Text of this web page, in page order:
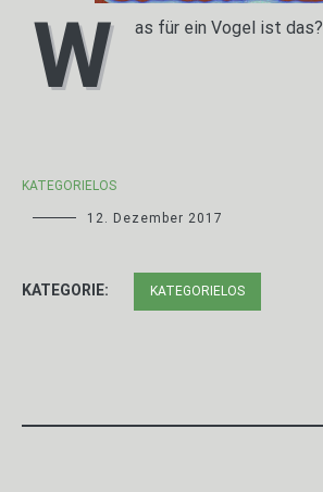
W as für ein Vogel ist das?
KATEGORIELOS
12. Dezember 2017
KATEGORIE: KATEGORIELOS